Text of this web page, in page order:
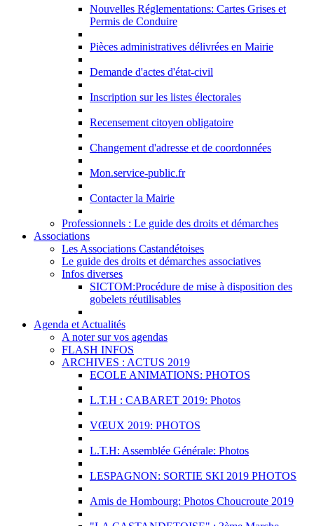
Nouvelles Réglementations: Cartes Grises et
Permis de Conduire
Pièces administratives délivrées en Mairie
Demande d'actes d'état-civil
Inscription sur les listes électorales
Recensement citoyen obligatoire
Changement d'adresse et de coordonnées
Mon.service-public.fr
Contacter la Mairie
Professionnels : Le guide des droits et démarches
Associations
Les Associations Castandétoises
Le guide des droits et démarches associatives
Infos diverses
SICTOM:Procédure de mise à disposition des
gobelets réutilisables
Agenda et Actualités
A noter sur vos agendas
FLASH INFOS
ARCHIVES : ACTUS 2019
ECOLE ANIMATIONS: PHOTOS
L.T.H : CABARET 2019: Photos
VŒUX 2019: PHOTOS
L.T.H: Assemblée Générale: Photos
LESPAGNON: SORTIE SKI 2019 PHOTOS
Amis de Hombourg: Photos Choucroute 2019